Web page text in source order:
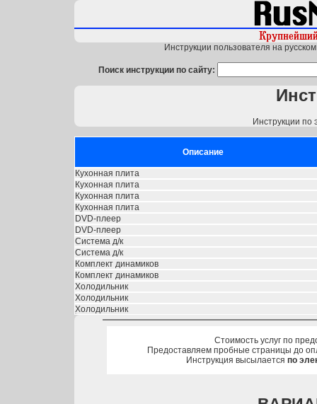
Инструкции пользователя на
Поиск инструкции по сайту:
Инструкции по
Описание
Кухонная плита
Кухонная плита
Кухонная плита
Кухонная плита
DVD-плеер
DVD-плеер
Система д/к
Система д/к
Комплект динамиков
Комплект динамиков
Холодильник
Холодильник
Холодильник
Стоимость услуг по
Предоставляем пробные страницы до
Инструкция высылается по